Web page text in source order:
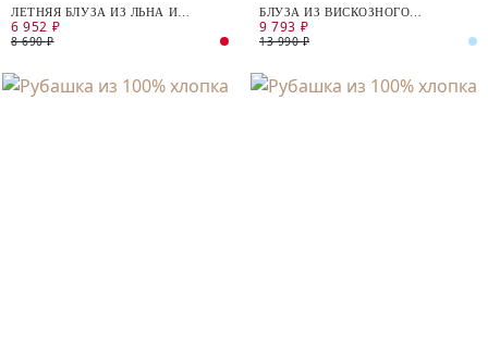
ЛЕТНЯЯ БЛУЗА ИЗ ЛЬНА И
ХЛОПКА
6 952 ₽
8 690 ₽
БЛУЗА ИЗ ВИСКОЗНОГО
ЖАККАРДА
9 793 ₽
13 990 ₽